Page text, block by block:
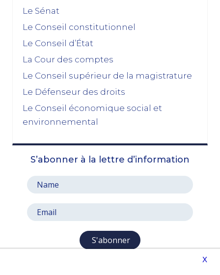
Le Sénat
Le Conseil constitutionnel
Le Conseil d’État
La Cour des comptes
Le Conseil supérieur de la magistrature
Le Défenseur des droits
Le Conseil économique social et
environnemental
S’abonner à la lettre d’information
S'abonner
X